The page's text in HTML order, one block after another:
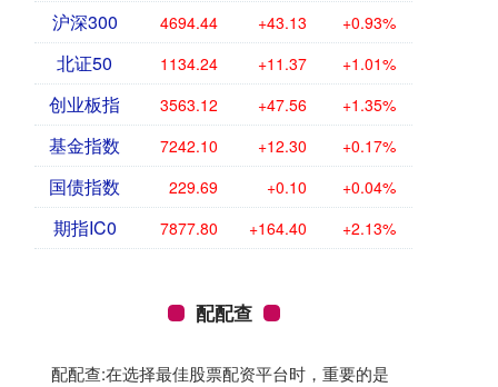
沪深300 4694.44 +43.13 +0.93%
北证50 1134.24 +11.37 +1.01%
创业板指 3563.12 +47.56 +1.35%
基金指数 7242.10 +12.30 +0.17%
国债指数 229.69 +0.10 +0.04%
期指IC0 7877.80 +164.40 +2.13%
配配查
配配查:在选择最佳股票配资平台时，重要的是